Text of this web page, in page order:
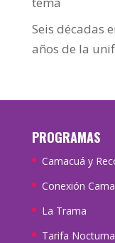
Seis décadas
años de la
PROGRAMAS
Camacuá y
Conexión
La Trama
Tarifa